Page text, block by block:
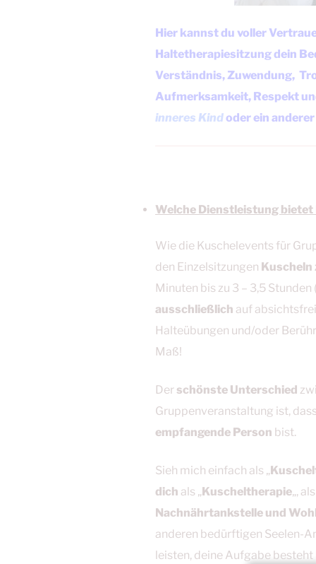
Hier kannst du voller
Haltetherapiesitzung dein
Verständnis, Zuwendung,
Aufmerksamkeit, Respekt
inneres Kindoder ein
Welche Dienstleistung
Wie die Kuschelevents für
den Einzelsitzungen Kuscheln
Minuten bis zu 3 – 3,5
ausschließlich auf
Halteübungen und/oder
Maß!
Der schönste Unterschied
Gruppenveranstaltung ist,
empfangende Person bist.
Sieh mich einfach als „
dich als „ Kuscheltherapie„, als
Nachnährtankstelle und
anderen bedürftigen Seelen-
leisten, deine Aufgabe